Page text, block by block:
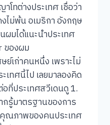
ทต่างประเทศ เชื่อว่า
ไม่พ้น อเมริกา อังกฤษ
ผมได้แนะนำประเทศ
ของผม
เก่าคนหนึ่ง เพราะไม่
เทศนี้ไป เลยมาลองคิด
ที่ประเทศสวีเดนดู 1.
รู้มาตรฐานของการ
ณภาพของคนประเทศ